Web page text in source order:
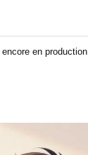
en production